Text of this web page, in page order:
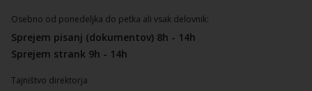
Osebno od ponedeljka do petka ali vsak delovnik:
Sprejem pisanj (dokumentov) 8h - 14h
Sprejem strank 9h - 14h
Tajništvo direktorja